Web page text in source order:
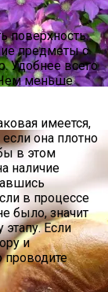
поверхность.
предметы с
Удобнее всего
Чем меньше
имеется,
она плотно
в этом
наличие
в процессе
было, значит
Если
и
проводите